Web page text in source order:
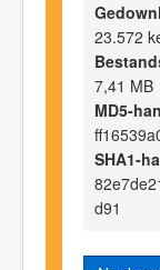
23.572
7,41 MB
MD5-
SHA1-
d91